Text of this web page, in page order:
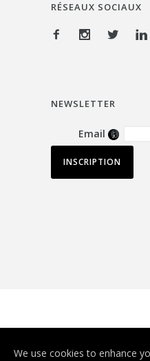
RÉSEAUX SOCIAUX
NEWSLETTER
Email
We use cookies to enhance